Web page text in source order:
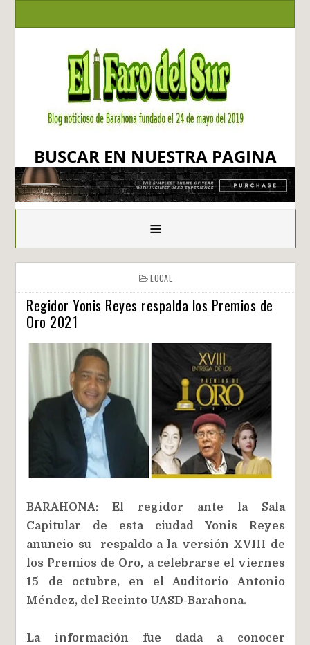
BUSCAR EN NUESTRA PAGINA
≡
LOCAL
Regidor Yonis Reyes respalda los Premios de
Oro 2021
BARAHONA: El regidor ante la Sala
Capitular de esta ciudad Yonis Reyes
anuncio su respaldo a la versión XVIII de
los Premios de Oro, a celebrarse el viernes
15 de octubre, en el Auditorio Antonio
Méndez, del Recinto UASD-Barahona.
La información fue dada a conocer